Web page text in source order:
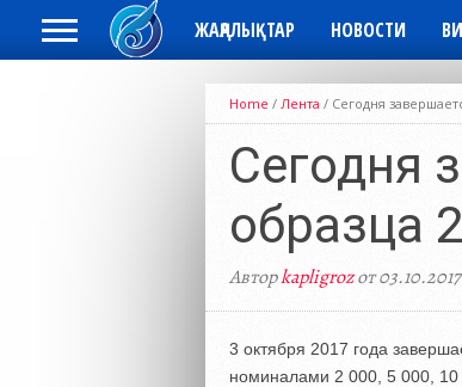
ЖАҢАЛЫҚТАР НОВОСТИ
Home / Лента / Сегодня
Сегодня
образца
Авторkapligrozот 03.10.2017
3 октября 2017 года
номиналами 2 000, 5 000, 10